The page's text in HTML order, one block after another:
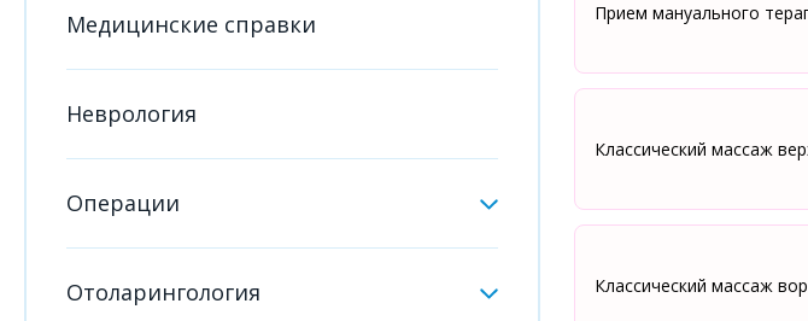
Медицинские справки
Неврология
Операции
Отоларингология
Прием мануального
Классический массаж
Классический массаж